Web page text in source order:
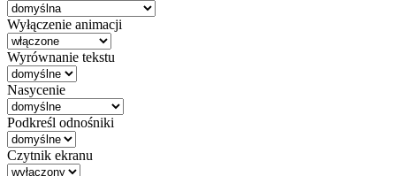
Wyłączenie animacji
Wyrównanie tekstu
Nasycenie
Podkreśl odnośniki
Czytnik ekranu